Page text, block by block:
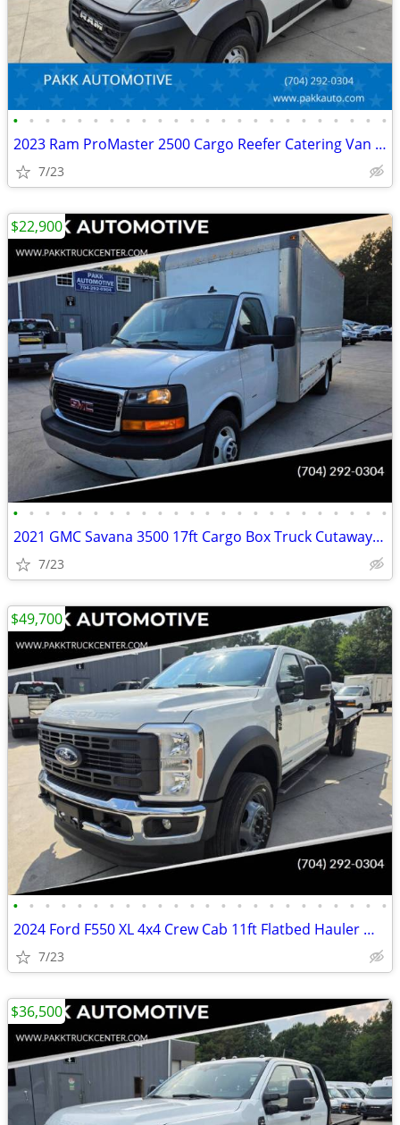
• • • • • • • • • • • • • • • • • • • • • • • •
2023 Ram ProMaster 2500 Cargo Reefer Catering Van Thermo King V320
7/23
• • • • • • • • • • • • • • • • • • • • • • • •
2021 GMC Savana 3500 17ft Cargo Box Truck Cutaway Work Delivery Van
7/23
$22,900
• • • • • • • • • • • • • • • • • • • • • • • •
2024 Ford F550 XL 4x4 Crew Cab 11ft Flatbed Hauler Work Bed Farm Truck
7/23
$49,700
$36,500